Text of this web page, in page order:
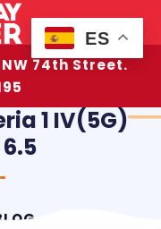
NW 74th Street.
1 IV(5G)
ES